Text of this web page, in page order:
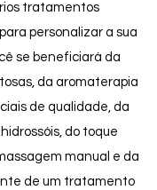
tratamentos
personalizar a sua
se beneficiará da
da aromaterapia
de qualidade, da
do toque
manual e da
de um tratamento